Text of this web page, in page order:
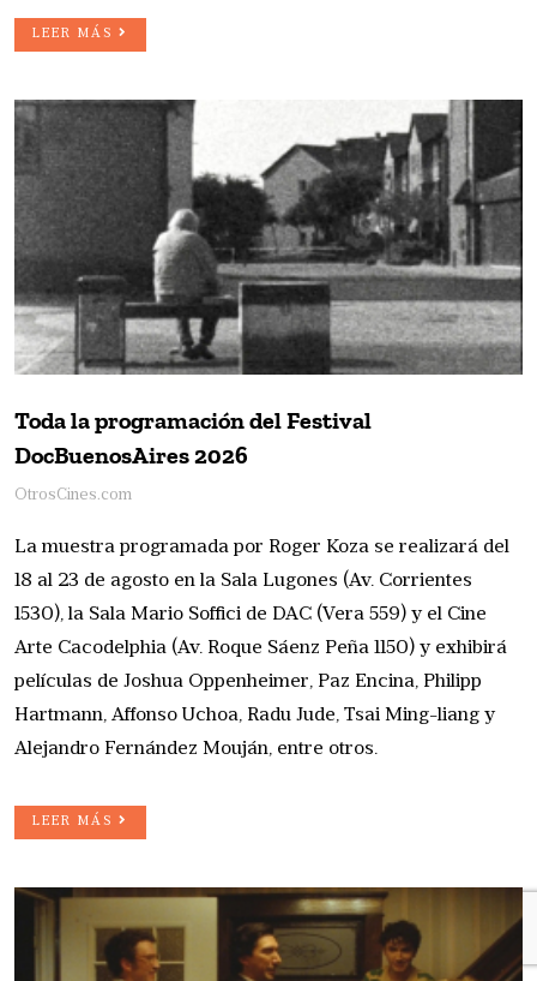
LEER MÁS
Toda la programación del Festival
DocBuenosAires 2026
OtrosCines.com
La muestra programada por Roger Koza se realizará del
18 al 23 de agosto en la Sala Lugones (Av. Corrientes
1530), la Sala Mario Soffici de DAC (Vera 559) y el Cine
Arte Cacodelphia (Av. Roque Sáenz Peña 1150) y exhibirá
películas de Joshua Oppenheimer, Paz Encina, Philipp
Hartmann, Affonso Uchoa, Radu Jude, Tsai Ming-liang y
Alejandro Fernández Mouján, entre otros.
LEER MÁS